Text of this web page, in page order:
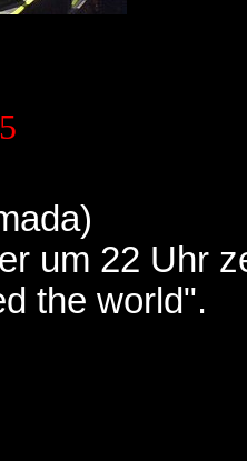
um 22 Uhr
the world".